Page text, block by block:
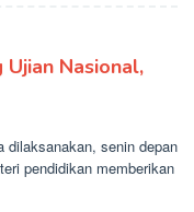
Nasional,
dilaksanakan, senin depan
pendidikan memberikan